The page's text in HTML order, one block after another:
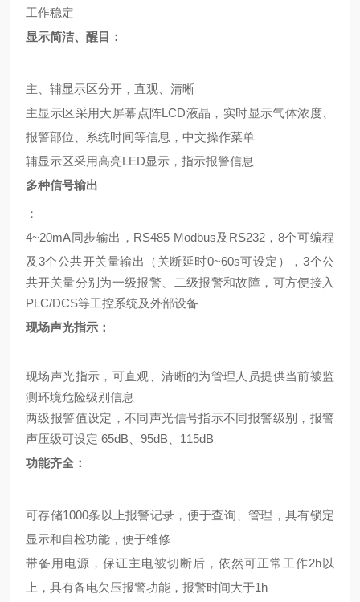
工作稳定
显示简洁、醒目：
主、辅显示区分开，直观、清晰
主显示区采用大屏幕点阵LCD液晶，实时显示气体浓度、
报警部位、系统时间等信息，中文操作菜单
辅显示区采用高亮LED显示，指示报警信息
多种信号输出
：
4~20mA同步输出， RS485 Modbus及 RS232， 8个可编程
及 3个公共开关量输出（关断延时0~60s可设定）， 3个公
共开关量分别为一级报警、二级报警和故障，可方便接入
PLC/DCS等工控系统及外部设备
现场声光指示：
现场声光指示，可直观、清晰的为管理人员提供当前被监
测环境危险级别信息
两级报警值设定，不同声光信号指示不同报警级别，报警
声压级可设定 65dB 95dB
115dB
功能齐全：
可存储1000条以上报警记录，便于查询、管理，具有锁定
显示和自检功能，便于维修
带备用电源，保证主电被切断后，依然可正常工作2h以
上，具有备电欠压报警功能，报警时间大于1h